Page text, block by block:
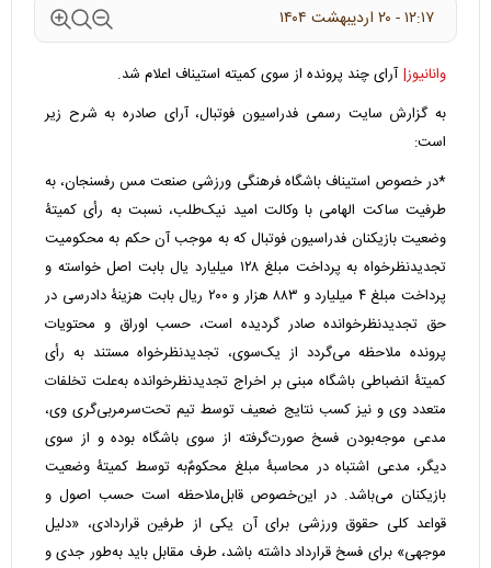
۱۲:۱۷ - ۲۰ ارديبهشت ۱۴۰۴
وانانیوز| آرای چند پرونده از سوی کمیته استیناف اعلام شد.
به گزارش سایت رسمی فدراسیون فوتبال، آرای صادره به شرح زیر
است:
*در خصوص استیناف باشگاه فرهنگی ورزشی صنعت مس رفسنجان، به
طرفیت ساکت الهامی با وکالت امید نیک‌طلب، نسبت به رأی کمیتۀ
وضعیت بازیکنان فدراسیون فوتبال که به موجب آن حکم به محکومیت
تجدیدنظرخواه به پرداخت مبلغ ۱۲۸ میلیارد یال بابت اصل خواسته و
پرداخت مبلغ ۴ میلیارد و ۸۸۳ هزار و ۲۰۰ ریال بابت هزینۀ دادرسی در
حق تجدیدنظرخوانده صادر گردیده است، حسب اوراق و محتویات
پرونده ملاحظه می‌گردد از یک‌سوی، تجدیدنظرخواه مستند به رأی
کمیتۀ انضباطی باشگاه مبنی بر اخراج تجدیدنظرخوانده به‌علت تخلفات
متعدد وی و نیز کسب نتایج ضعیف توسط تیم تحت‌سرمربی‌گری وی،
مدعی موجه‌بودن فسخ صورت‌گرفته از سوی باشگاه بوده و از سوی
دیگر، مدعی اشتباه در محاسبۀ مبلغ محکومٌ‌به توسط کمیتۀ وضعیت
بازیکنان می‌باشد. در این‌خصوص قابل‌ملاحظه است حسب اصول و
قواعد کلی حقوق ورزشی برای آن یکی از طرفین قراردادی، «دلیل
موجهی» برای فسخ قرارداد داشته باشد، طرف مقابل باید به‌طور جدی و